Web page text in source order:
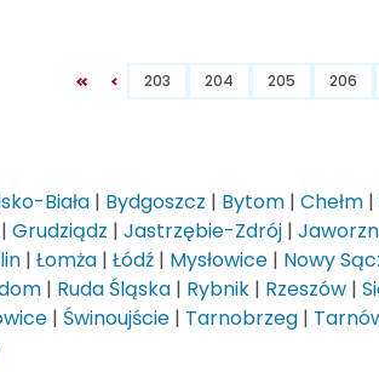
203 204 205 206
Biała | Bydgoszcz | Bytom | Chełm |
| Grudziądz | Jastrzębie-Zdrój |
| Łomża | Łódź | Mysłowice | Nowy
| Ruda Śląska | Rybnik | Rzeszów |
| Świnoujście | Tarnobrzeg |